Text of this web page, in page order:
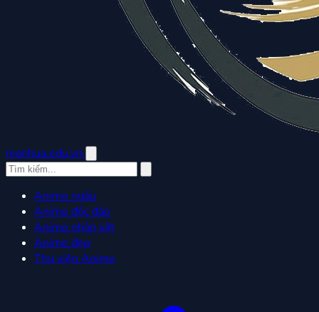
manhua.edu.vn
Anime ngầu
Anime độc đáo
Anime nhân vật
Anime đẹp
Thư viện Anime